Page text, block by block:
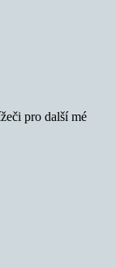
pro další mé